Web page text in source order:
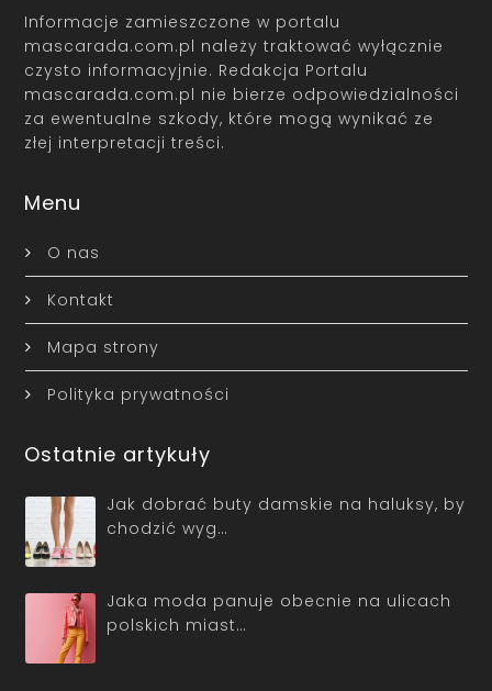
Informacje zamieszczone w portalu
mascarada.com.pl należy traktować wyłącznie
czysto informacyjnie. Redakcja Portalu
mascarada.com.pl nie bierze odpowiedzialności
za ewentualne szkody, które mogą wynikać ze
złej interpretacji treści.
Menu
O nas
Kontakt
Mapa strony
Polityka prywatności
Ostatnie artykuły
Jak dobrać buty damskie na haluksy, by
chodzić wyg…
Jaka moda panuje obecnie na ulicach
polskich miast…